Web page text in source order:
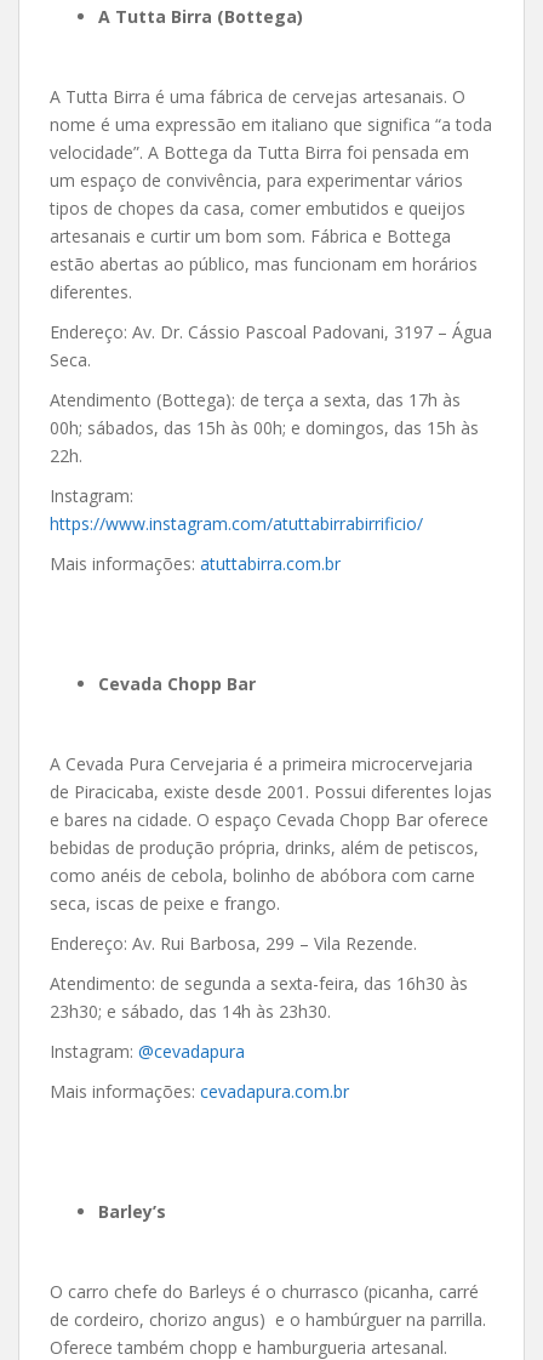
A Tutta Birra (Bottega)
A Tutta Birra é uma fábrica de cervejas artesanais. O
nome é uma expressão em italiano que significa “a toda
velocidade”. A Bottega da Tutta Birra foi pensada em
um espaço de convivência, para experimentar vários
tipos de chopes da casa, comer embutidos e queijos
artesanais e curtir um bom som. Fábrica e Bottega
estão abertas ao público, mas funcionam em horários
diferentes.
Endereço: Av. Dr. Cássio Pascoal Padovani, 3197 – Água
Seca.
Atendimento (Bottega): de terça a sexta, das 17h às
00h; sábados, das 15h às 00h; e domingos, das 15h às
22h.
Instagram:
https://www.instagram.com/atuttabirrabirrificio/
Mais informações: atuttabirra.com.br
Cevada Chopp Bar
A Cevada Pura Cervejaria é a primeira microcervejaria
de Piracicaba, existe desde 2001. Possui diferentes lojas
e bares na cidade. O espaço Cevada Chopp Bar oferece
bebidas de produção própria, drinks, além de petiscos,
como anéis de cebola, bolinho de abóbora com carne
seca, iscas de peixe e frango.
Endereço: Av. Rui Barbosa, 299 – Vila Rezende.
Atendimento: de segunda a sexta-feira, das 16h30 às
23h30; e sábado, das 14h às 23h30.
Instagram: @cevadapura
Mais informações: cevadapura.com.br
Barley’s
O carro chefe do Barleys é o churrasco (picanha, carré
de cordeiro, chorizo angus) e o hambúrguer na parrilla.
Oferece também chopp e hamburgueria artesanal.